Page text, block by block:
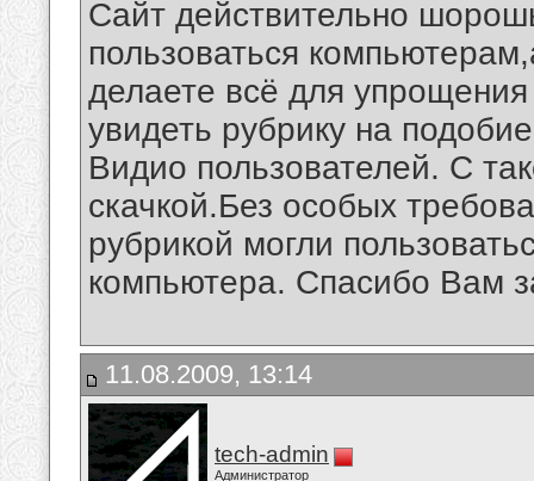
Сайт действительно
пользоваться
делаете всё для
увидеть рубрику на
Видио пользователей. С
скачкой.Без особых
рубрикой могли
компьютера. Спасибо Вам
11.08.2009, 13:14
tech-admin
Администратор